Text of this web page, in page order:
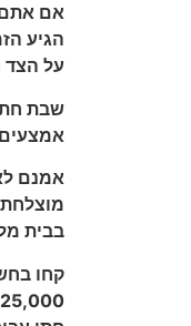
אם אתם
הגיע
על הצד
שבת
אמנם
בבית
קחו